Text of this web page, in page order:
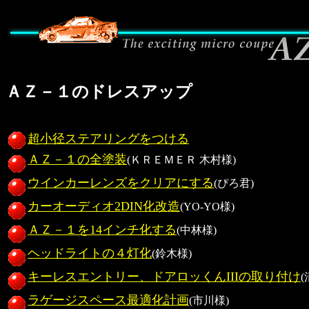
ＡＺ－１のドレスアップ
超小径ステアリングをつける
ＡＺ－１の全塗装(ＫＲＥＭＥＲ 木村様)
ウインカーレンズをクリアにする(ぴろ君)
カーオーディオ2DIN化改造(YO-YO様)
ＡＺ－１を14インチ化する(中林様)
ヘッドライトの４灯化(鈴木様)
キーレスエントリー、ドアロッくんIIIの取り付け(
ラゲージスペース最適化計画(市川様)